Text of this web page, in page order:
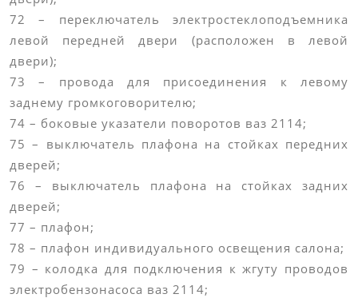
72 – переключатель электростеклоподъемника
левой передней двери (расположен в левой
двери);
73 – провода для присоединения к левому
заднему громкоговорителю;
74 – боковые указатели поворотов ваз 2114;
75 – выключатель плафона на стойках передних
дверей;
76 – выключатель плафона на стойках задних
дверей;
77 – плафон;
78 – плафон индивидуального освещения салона;
79 – колодка для подключения к жгуту проводов
электробензонасоса ваз 2114;